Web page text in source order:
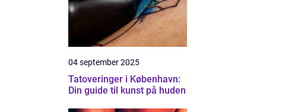
04 september 2025
Tatoveringer i København:
Din guide til kunst på huden